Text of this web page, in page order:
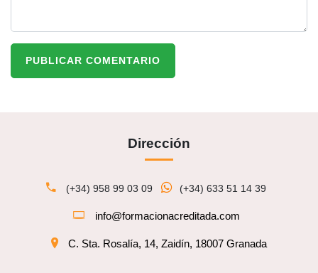
PUBLICAR COMENTARIO
Dirección
(+34) 958 99 03 09 (+34) 633 51 14 39
info@formacionacreditada.com
C. Sta. Rosalía, 14, Zaidín, 18007 Granada